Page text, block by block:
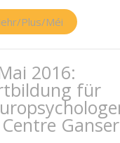
Plus/Méi
2016:
für
Ganser